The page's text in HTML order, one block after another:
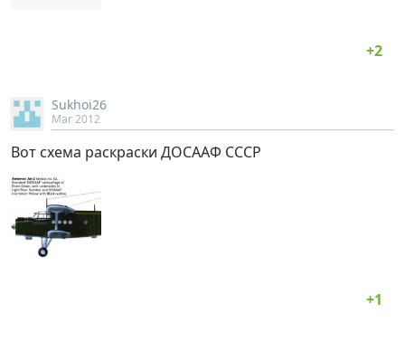
Sukhoi26
Mar 2012
Вот схема раскраски ДОСААФ СССР